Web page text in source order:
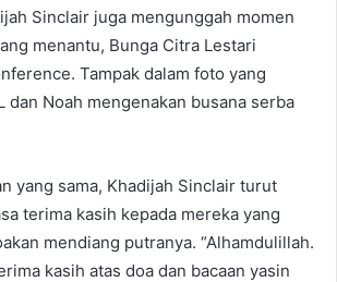
Sinclair juga mengunggah momen
menantu, Bunga Citra Lestari
Tampak dalam foto yang
dan Noah mengenakan busana serba
yang sama, Khadijah Sinclair turut
terima kasih kepada mereka yang
mendiang putranya. “Alhamdulillah.
kasih atas doa dan bacaan yasin